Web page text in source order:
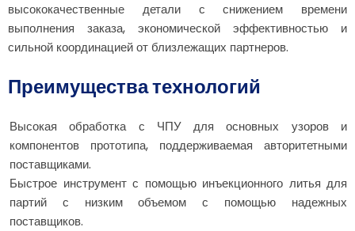
высококачественные детали с снижением времени
выполнения заказа, экономической эффективностью и
сильной координацией от близлежащих партнеров.
Преимущества технологий
Высокая обработка с ЧПУ для основных узоров и
компонентов прототипа, поддерживаемая авторитетными
поставщиками.
Быстрое инструмент с помощью инъекционного литья для
партий с низким объемом с помощью надежных
поставщиков.